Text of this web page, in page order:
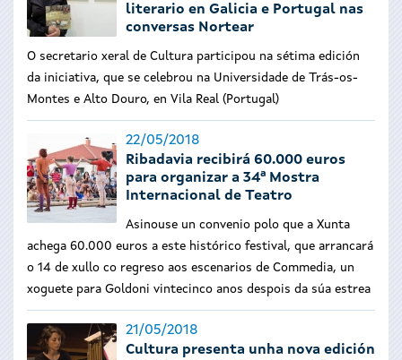
literario en Galicia e Portugal nas
conversas Nortear
O secretario xeral de Cultura participou na sétima edición
da iniciativa, que se celebrou na Universidade de Trás-os-
Montes e Alto Douro, en Vila Real (Portugal)
22/05/2018
Ribadavia recibirá 60.000 euros
para organizar a 34ª Mostra
Internacional de Teatro
Asinouse un convenio polo que a Xunta
achega 60.000 euros a este histórico festival, que arrancará
o 14 de xullo co regreso aos escenarios de Commedia, un
xoguete para Goldoni vintecinco anos despois da súa estrea
21/05/2018
Cultura presenta unha nova edición